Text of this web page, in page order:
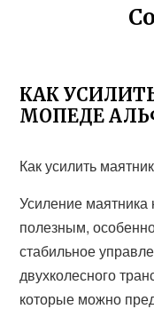
КАК
МОПЕДЕ
Как усилить
Усиление
полезным,
стабильное
двухколесного
которые можно